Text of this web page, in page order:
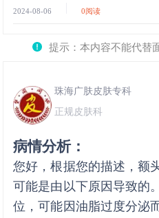
2024-08-06 0阅读
提示：本内容不能代替
珠海广肤皮肤专科
正规皮肤科
病情分析：
您好，根据您的描述，额
可能是由以下原因导致的
位，可能因油脂过度分泌